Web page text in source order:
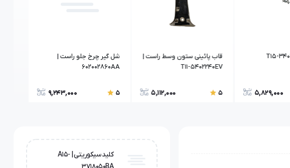
5,829,000
قاب پائینی ستون وسط راست |
T11-5402240EV
5
5,112,000
شل گیر چرخ جلو راست |
602002860AA
5
9,243,000
کلید سیکوریتی | A15-